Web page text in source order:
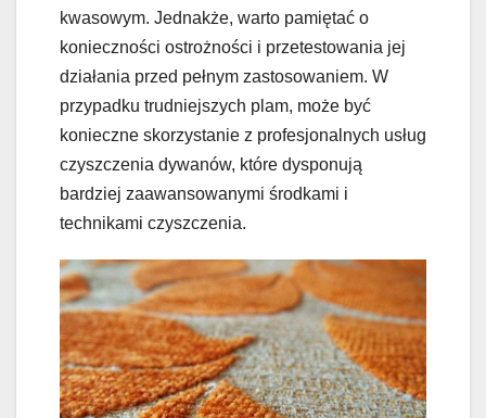
kwasowym. Jednakże, warto pamiętać o
konieczności ostrożności i przetestowania jej
działania przed pełnym zastosowaniem. W
przypadku trudniejszych plam, może być
konieczne skorzystanie z profesjonalnych usług
czyszczenia dywanów, które dysponują
bardziej zaawansowanymi środkami i
technikami czyszczenia.